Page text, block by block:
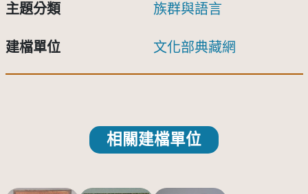
主題分類 族群與語言
建檔單位 文化部典藏網
相關建檔單位